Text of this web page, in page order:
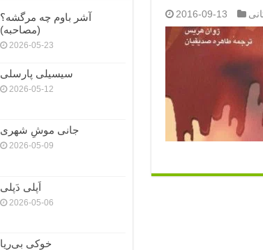
2016-09-13
آشر باوم چه مرگشه؟
(مصاحبه)
2026-05-23
سیسیلی پارسلی
2026-05-12
جانی موشِ شهری
2026-05-09
اَپلی دَپلی
2026-05-06
خوکی بی‌ریا